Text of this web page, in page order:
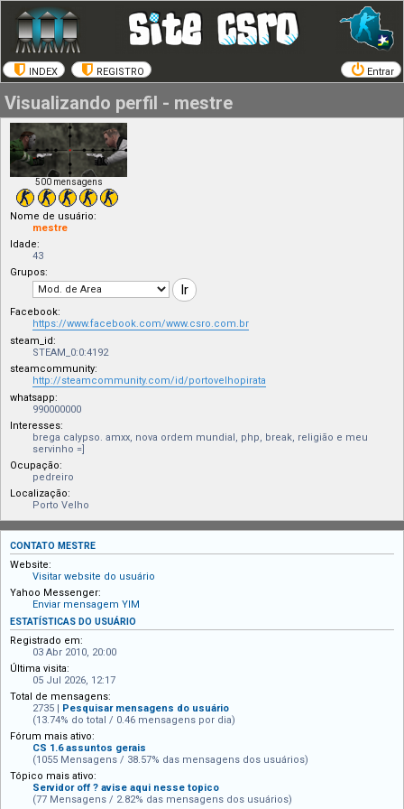
INDEX REGISTRO Entrar
Visualizando perfil - mestre
500 mensagens
Nome de usuário:
mestre
Idade:
43
Grupos:
Facebook:
https://www.facebook.com/www.csro.com.br
steam_id:
STEAM_0:0:4192
steamcommunity:
http://steamcommunity.com/id/portovelhopirata
whatsapp:
990000000
Interesses:
brega calypso. amxx, nova ordem mundial, php, break, religião e meu
servinho =]
Ocupação:
pedreiro
Localização:
Porto Velho
CONTATO MESTRE
Website:
Visitar website do usuário
Yahoo Messenger:
Enviar mensagem YIM
ESTATÍSTICAS DO USUÁRIO
Registrado em:
03 Abr 2010, 20:00
Última visita:
05 Jul 2026, 12:17
Total de mensagens:
2735 | Pesquisar mensagens do usuário
(13.74% do total / 0.46 mensagens por dia)
Fórum mais ativo:
CS 1.6 assuntos gerais
(1055 Mensagens / 38.57% das mensagens dos usuários)
Tópico mais ativo:
Servidor off ? avise aqui nesse topico
(77 Mensagens / 2.82% das mensagens dos usuários)